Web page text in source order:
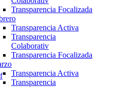
Transparencia Focalizada
Transparencia Activa
Transparencia
Colaborativ
Transparencia Focalizada
Transparencia Activa
Transparencia